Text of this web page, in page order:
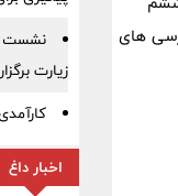
که بررسی های
نشست
زیارت
اخبار داغ